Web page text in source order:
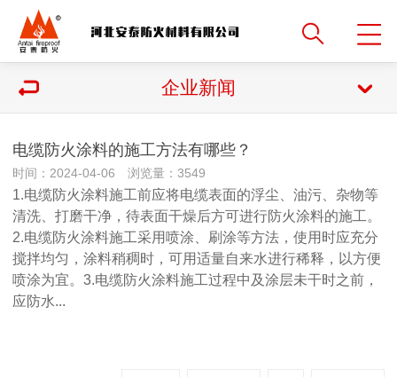
企业新闻
电缆防火涂料的施工方法有哪些？
时间：2024-04-06 浏览量：3549
1.电缆防火涂料施工前应将电缆表面的浮尘、油污、杂物等
清洗、打磨干净，待表面干燥后方可进行防火涂料的施工。
2.电缆防火涂料施工采用喷涂、刷涂等方法，使用时应充分
搅拌均匀，涂料稍稠时，可用适量自来水进行稀释，以方便
喷涂为宜。3.电缆防火涂料施工过程中及涂层未干时之前，
应防水...